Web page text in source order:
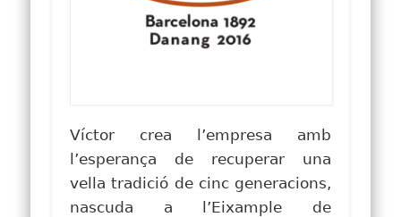
Víctor crea l’empresa amb
l’esperança de recuperar una
vella tradició de cinc generacions,
nascuda a l’Eixample de